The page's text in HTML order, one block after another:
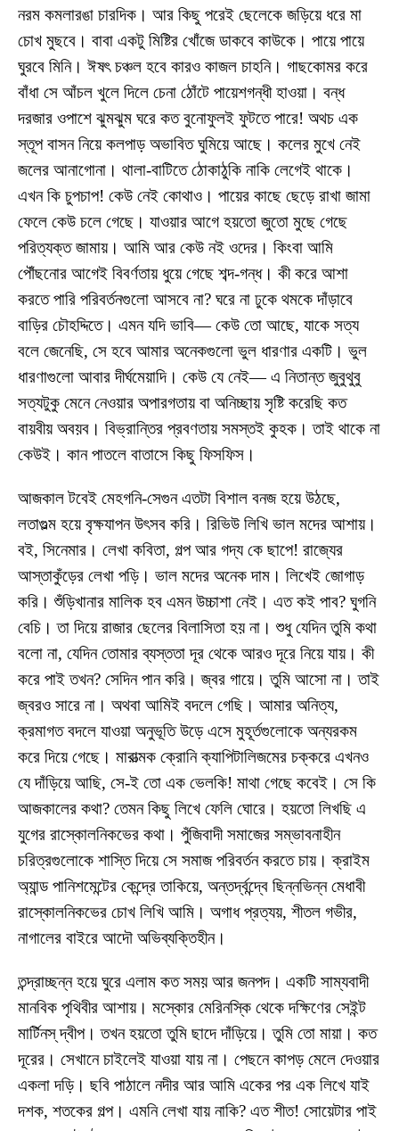
নরম কমলারঙা চারদিক। আর কিছু পরেই ছেলেকে জড়িয়ে ধরে মা
চোখ মুছবে। বাবা একটু মিষ্টির খোঁজে ডাকবে কাউকে। পায়ে পায়ে
ঘুরবে মিনি। ঈষৎ চঞ্চল হবে কারও কাজল চাহনি। গাছকোমর করে
বাঁধা সে আঁচল খুলে দিলে চেনা ঠোঁটে পায়েশগন্ধী হাওয়া। বন্ধ
দরজার ওপাশে ঝুমঝুম ঘরে কত বুনোফুলই ফুটতে পারে! অথচ এক
স্তূপ বাসন নিয়ে কলপাড় অভাবিত ঘুমিয়ে আছে। কলের মুখে নেই
জলের আনাগোনা। থালা-বাটিতে ঠোকাঠুকি নাকি লেগেই থাকে।
এখন কি চুপচাপ! কেউ নেই কোথাও। পায়ের কাছে ছেড়ে রাখা জামা
ফেলে কেউ চলে গেছে। যাওয়ার আগে হয়তো জুতো মুছে গেছে
পরিত্যক্ত জামায়। আমি আর কেউ নই ওদের। কিংবা আমি
পৌঁছনোর আগেই বিবর্ণতায় ধুয়ে গেছে শব্দ-গন্ধ। কী করে আশা
করতে পারি পরিবর্তনগুলো আসবে না? ঘরে না ঢুকে থমকে দাঁড়াবে
বাড়ির চৌহদ্দিতে। এমন যদি ভাবি— কেউ তো আছে, যাকে সত্য
বলে জেনেছি, সে হবে আমার অনেকগুলো ভুল ধারণার একটি। ভুল
ধারণাগুলো আবার দীর্ঘমেয়াদি। কেউ যে নেই— এ নিতান্ত জুবুথুবু
সত্যটুকু মেনে নেওয়ার অপারগতায় বা অনিচ্ছায় সৃষ্টি করেছি কত
বায়বীয় অবয়ব। বিভ্রান্তির প্রবণতায় সমস্তই কুহক। তাই থাকে না
কেউই। কান পাতলে বাতাসে কিছু ফিসফিস।
আজকাল টবেই মেহগনি-সেগুন এতটা বিশাল বনজ হয়ে উঠছে,
লতাগুল্ম হয়ে বৃক্ষযাপন উৎসব করি। রিভিউ লিখি ভাল মদের আশায়।
বই, সিনেমার। লেখা কবিতা, গল্প আর গদ্য কে ছাপে! রাজ্যের
আস্তাকুঁড়ের লেখা পড়ি। ভাল মদের অনেক দাম। লিখেই জোগাড়
করি। শুঁড়িখানার মালিক হব এমন উচ্চাশা নেই। এত কই পাব? ঘুগনি
বেচি। তা দিয়ে রাজার ছেলের বিলাসিতা হয় না। শুধু যেদিন তুমি কথা
বলো না, যেদিন তোমার ব্যস্ততা দূর থেকে আরও দূরে নিয়ে যায়। কী
করে পাই তখন? সেদিন পান করি। জ্বর গায়ে। তুমি আসো না। তাই
জ্বরও সারে না। অথবা আমিই বদলে গেছি। আমার অনিত্য,
ক্রমাগত বদলে যাওয়া অনুভূতি উড়ে এসে মুহূর্তগুলোকে অন্যরকম
করে দিয়ে গেছে। মারাত্মক ক্রোনি ক্যাপিটালিজমের চক্করে এখনও
যে দাঁড়িয়ে আছি, সে-ই তো এক ভেলকি! মাথা গেছে কবেই। সে কি
আজকালের কথা? তেমন কিছু লিখে ফেলি ঘোরে। হয়তো লিখছি এ
যুগের রাস্কোলনিকভের কথা। পুঁজিবাদী সমাজের সম্ভাবনাহীন
চরিত্রগুলোকে শাস্তি দিয়ে সে সমাজ পরিবর্তন করতে চায়। ক্রাইম
অ্যান্ড পানিশমেন্টের কেন্দ্রে তাকিয়ে, অন্তর্দ্বন্দ্বে ছিন্নভিন্ন মেধাবী
রাস্কোলনিকভের চোখ লিখি আমি। অগাধ প্রত্যয়, শীতল গভীর,
নাগালের বাইরে আদৌ অভিব্যক্তিহীন।
তন্দ্রাচ্ছন্ন হয়ে ঘুরে এলাম কত সময় আর জনপদ। একটি সাম্যবাদী
মানবিক পৃথিবীর আশায়। মস্কোর মেরিনস্কি থেকে দক্ষিণের সেইন্ট
মার্টিনস্‌ দ্বীপ। তখন হয়তো তুমি ছাদে দাঁড়িয়ে। তুমি তো মায়া। কত
দূরের। সেখানে চাইলেই যাওয়া যায় না। পেছনে কাপড় মেলে দেওয়ার
একলা দড়ি। ছবি পাঠালে নদীর আর আমি একের পর এক লিখে যাই
দশক, শতকের গল্প। এমনি লেখা যায় নাকি? এত শীত! সোয়েটার পাই